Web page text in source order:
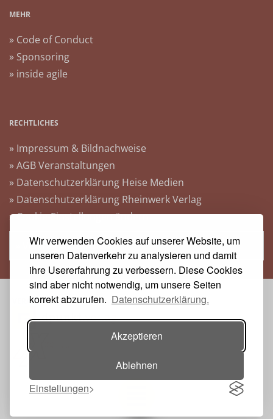
Wir verwenden Cookies auf unserer Website, um
unseren Datenverkehr zu analysieren und damit
ihre Usererfahrung zu verbessern. Diese Cookies
sind aber nicht notwendig, um unsere Seiten
korrekt abzurufen. Datenschutzerklärung.
Akzeptieren
Ablehnen
Einstellungen
MEHR
» Code of Conduct
» Sponsoring
» inside agile
RECHTLICHES
» Impressum & Bildnachweise
» AGB Veranstaltungen
» Datenschutzerklärung Heise Medien
» Datenschutzerklärung Rheinwerk Verlag
» Cookie-Einstellungen ändern
» Vertrag widerrufen
VERANSTALTER: